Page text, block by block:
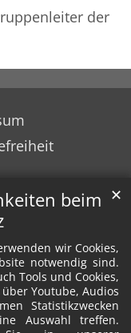
beim
wir Cookies,
notwendig sind.
Tools und Cookies,
Youtube, Audios
Statistikzwecken
Auswahl treffen.
✕
der